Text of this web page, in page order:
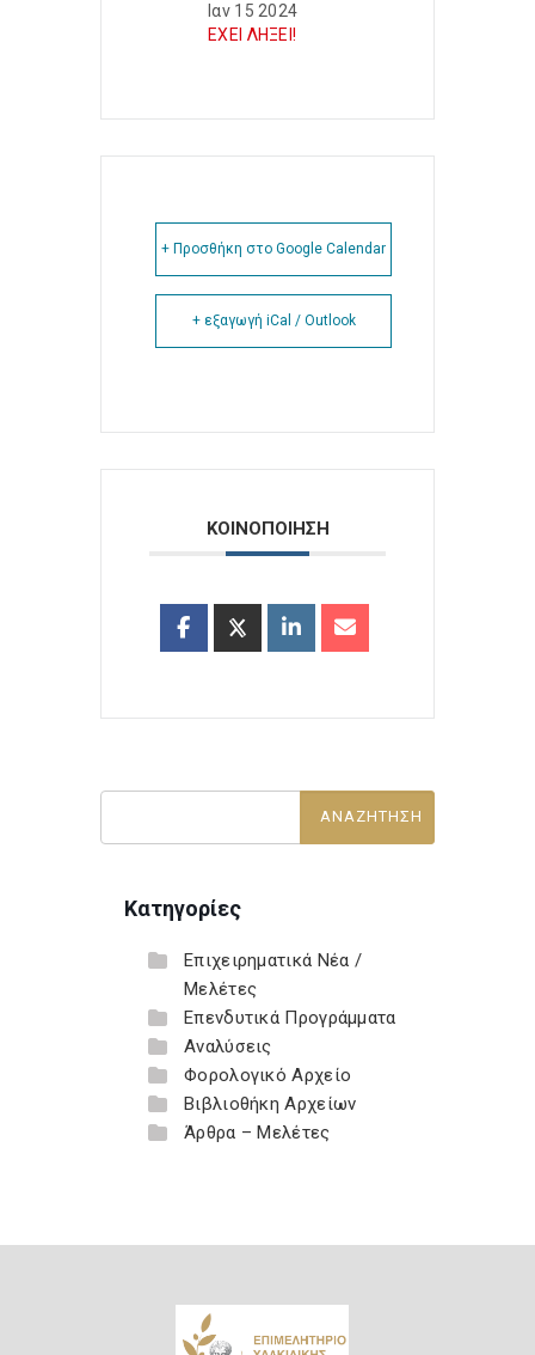
Ιαν 15 2024
ΕΧΕΙ ΛΗΞΕΙ!
+ Προσθήκη στο Google Calendar
+ εξαγωγή iCal / Outlook
ΚΟΙΝΟΠΟΙΗΣΗ
Κατηγορίες
Επιχειρηματικά Νέα /
Μελέτες
Επενδυτικά Προγράμματα
Αναλύσεις
Φορολογικό Αρχείο
Βιβλιοθήκη Αρχείων
Άρθρα – Μελέτες